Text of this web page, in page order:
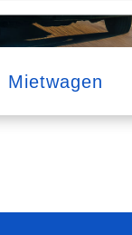
Mietwagen